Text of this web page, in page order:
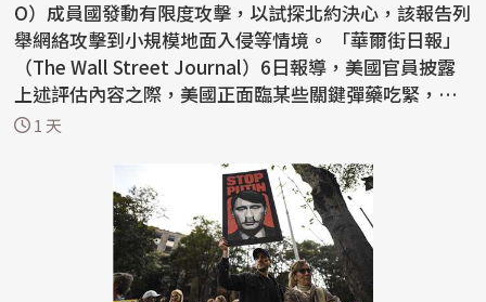
O）成員國發動有限度攻擊，以試探北約決心，該報告列
舉網絡攻擊到小規模地面入侵等情境。 「華爾街日報」
（The Wall Street Journal）6日報導，美國官員披露
上述評估內容之際，美國正面臨某些關鍵彈藥吃緊，
一...1 天